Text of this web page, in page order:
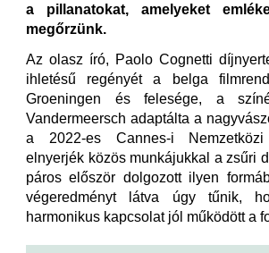
a pillanatokat, amelyeket
megőrzünk.
Az olasz író, Paolo Cognetti
ihletésű regényét a belga
Groeningen és felesége, a
Vandermeersch adaptálta a
a 2022-es Cannes-i Nemzetközi
elnyerjék közös munkájukkal a zsűri
páros először dolgozott ilyen
végeredményt látva úgy tűnik,
harmonikus kapcsolat jól működött a